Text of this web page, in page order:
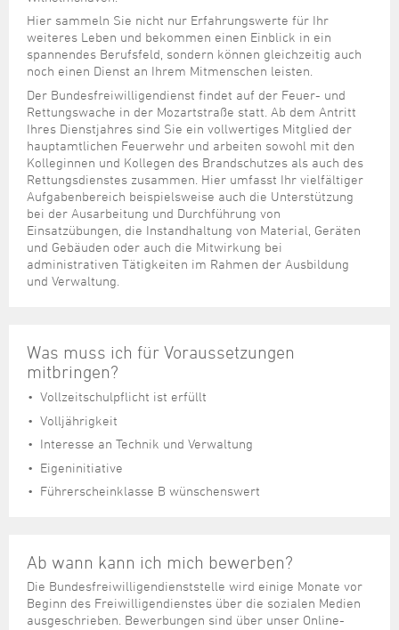
Umwelt-, Natur- und Klimaschutz
Verkehr und Mobilität
Wohnen, Bauen
Wahlen
Sterbefall
Studium
Umzug und Neubürger
Wohnen und Verbrauchen
Formulare
Online-Terminvergabe
Politik & Verwaltung
Pressemitteilungen
Ratsinformationssystem
Städtische Dienststellen
Stadtrecht
Telefonverzeichnis
Regionale Kooperationen
Unternehmensnachfolge
Unterstützung für ExistenzgründerInnen
Zukunftsregion JadeBay
Stadtarchiv
Stadtbibliothek
Volkshochschule
Weiterbildung
Stadt Wilhelmshaven
Unterkünfte
Maritime Meile
Museen und Ausstellungen
Schiffe, Häfen und Meer erleben
Sportangebot
Städtepartnerschaften
Stadtpark
Tag des offenen Denkmals
Veranstaltungsorte
Hier sammeln Sie nicht nur Erfahrungswerte für Ihr
weiteres Leben und bekommen einen Einblick in ein
spannendes Berufsfeld, sondern können gleichzeitig auch
noch einen Dienst an Ihrem Mitmenschen leisten.
Der Bundesfreiwilligendienst findet auf der Feuer- und
Rettungswache in der Mozartstraße statt. Ab dem Antritt
Ihres Dienstjahres sind Sie ein vollwertiges Mitglied der
hauptamtlichen Feuerwehr und arbeiten sowohl mit den
Kolleginnen und Kollegen des Brandschutzes als auch des
Rettungsdienstes zusammen. Hier umfasst Ihr vielfältiger
Aufgabenbereich beispielsweise auch die Unterstützung
bei der Ausarbeitung und Durchführung von
Einsatzübungen, die Instandhaltung von Material, Geräten
und Gebäuden oder auch die Mitwirkung bei
administrativen Tätigkeiten im Rahmen der Ausbildung
und Verwaltung.
Was muss ich für Voraussetzungen
mitbringen?
Vollzeitschulpflicht ist erfüllt
Volljährigkeit
Interesse an Technik und Verwaltung
Eigeninitiative
Führerscheinklasse B wünschenswert
Ab wann kann ich mich bewerben?
Die Bundesfreiwilligendienststelle wird einige Monate vor
Beginn des Freiwilligendienstes über die sozialen Medien
ausgeschrieben. Bewerbungen sind über unser Online-